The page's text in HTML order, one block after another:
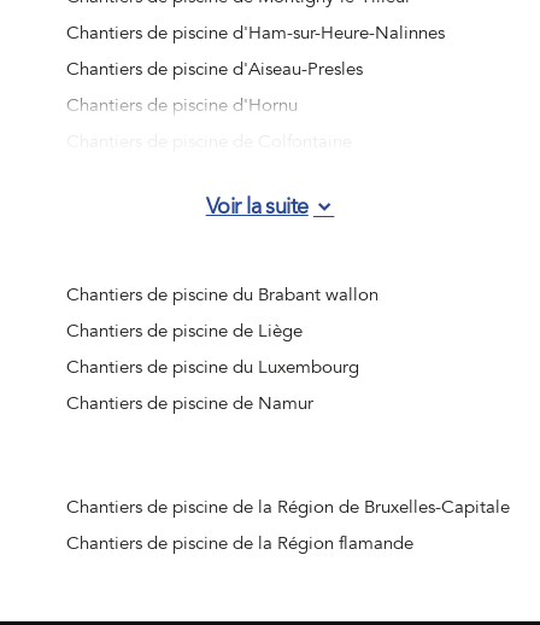
Chantiers de piscine d'Ham-sur-Heure-Nalinnes
Chantiers de piscine d'Aiseau-Presles
Chantiers de piscine d'Hornu
Chantiers de piscine d'Honnelles
Chantiers de piscine d'Ellezelles
Chantiers de piscine de Courcelles
Chantiers de piscine de Mainvault
Chantiers de piscine d'Ellezelles
Chantiers de piscine de Carnières
Chantiers de piscine de Le Rœulx
Voir la suite
Chantiers de piscine du Brabant wallon
Chantiers de piscine de Liège
Chantiers de piscine du Luxembourg
Chantiers de piscine de Namur
Chantiers de piscine de la Région de Bruxelles-Capitale
Chantiers de piscine de la Région flamande